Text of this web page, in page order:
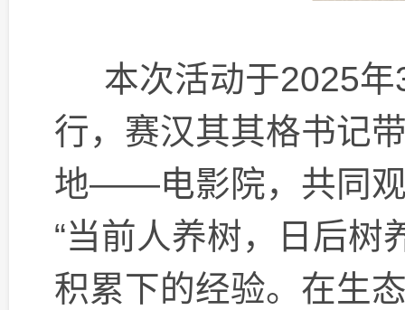
本次活动于2025年
行，赛汉其其格书记
地——电影院，共同观
“当前人养树，日后树
积累下的经验。在生